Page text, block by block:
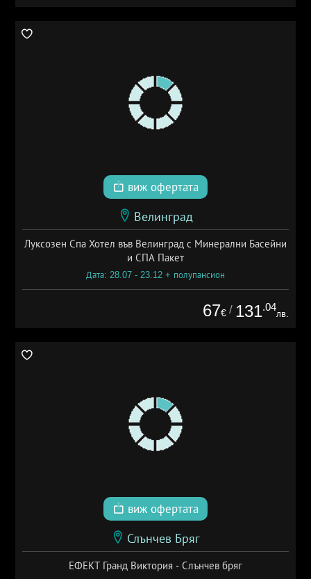
виж офертата
Велинград
Луксозен Спа Хотел във Велинград с Минерални Басейни
и СПА Пакет
Дата: 28.07 - 23.12 + полупансион
67€ / 131.04
лв.
виж офертата
Слънчев Бряг
ЕФЕКТ Гранд Виктория - Слънчев бряг